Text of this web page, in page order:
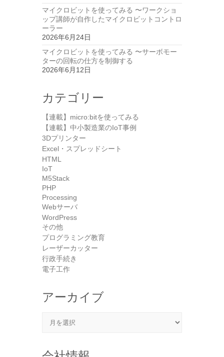
マイクロビットを使ってみる 〜ワークショ
ップ講師が自作したマイクロビットコントロ
ーラー
2026年6月24日
マイクロビットを使ってみる 〜サーボモー
ターの回転の仕方を制御する
2026年6月12日
カテゴリー
【連載】micro:bitを使ってみる
【連載】中小製造業のIoT事例
3Dプリンター
Excel・スプレッドシート
HTML
IoT
M5Stack
PHP
Processing
Webサーバ
WordPress
その他
プログラミング教育
レーザーカッター
行政手続き
電子工作
アーカイブ